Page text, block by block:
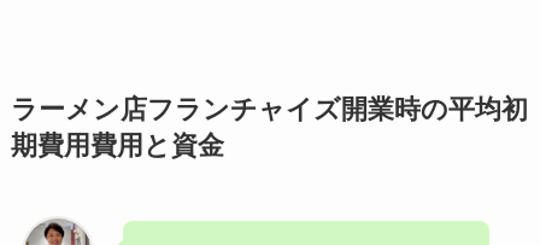
ラーメン店フランチャイズ開業時の平均初
期費用費用と資金